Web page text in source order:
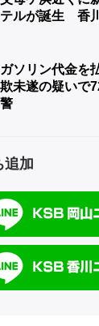
テルが誕生 香
ガソリン代金
欺未遂の疑いで
警
追加